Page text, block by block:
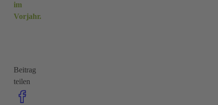
im
Vorjahr.
Beitrag
teilen